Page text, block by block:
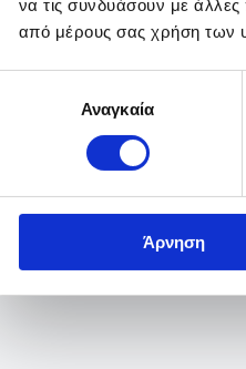
να τις συνδυάσουν με
από μέρους σας χρήση των
συγκατάθεσηςΑναγκαία
Άρνηση